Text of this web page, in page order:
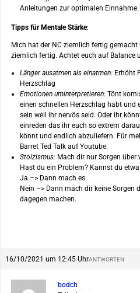
Anleitungen zur optimalen Einnahme.
Tipps für Mentale Stärke:
Mich hat der NC ziemlich fertig
ziemlich fertig. Achtet euch auf Balance
Länger ausatmen als einatmen: Erhöht
Herzschlag
Emotionen uminterpretieren: Tönt
einen schnellen Herzschlag habt und
sein weil ihr nervös seid. Oder ihr
einreden das ihr euch so extrem
könnt und endlich abzuliefern. Für
Barret Ted Talk auf Youtube.
Stoizismus: Mach dir nur Sorgen
Hast du ein Problem? Kannst du
Ja –> Dann mach es.
Nein –> Dann mach dir keine Sorgen
dagegen machen.
16/10/2021 um 12:45 UhrANTWORTEN
bodch